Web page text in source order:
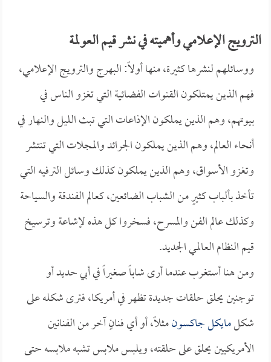
الترويج الإعلامي وأهميته في نشر قيم العولمة
ووسائلهم لنشرها كثيرة، منها أولاً: البهرج والترويج الإعلامي،
فهم الذين يمتلكون القنوات الفضائية التي تغزو الناس في
بيوتهم، وهم الذين يملكون الإذاعات التي تبث الليل والنهار في
أنحاء العالم، وهم الذين يملكون الجرائد والمجلات التي تنتشر
وتغزو الأسواق، وهم الذين يملكون كذلك وسائل الترفيه التي
تأخذ بألباب كثيرٍ من الشباب الضائعين، كعالم الفندقة والسياحة
وكذلك عالم الفن والمسرح، فسخروا كل هذه لإشاعة وترسيخ
قيم النظام العالمي الجديد.
ومن هنا أستغرب عندما أرى شاباً صغيراً في أبي حديد أو
توجنين يحلق حلقات جديدة تظهر في أمريكا، فترى شكله على
شكلمايكل جاكسونمثلاً، أو أي فنانٍ آخر من الفنانين
الأمريكيين يحلق على حلقته، ويلبس ملابس تشبه ملابسه حتى